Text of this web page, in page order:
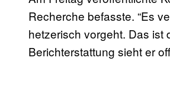
Recherche befasste. “Es
hetzerisch vorgeht. Das ist
Berichterstattung sieht er